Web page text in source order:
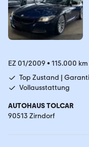
EZ 01/2009 • 115.000 km
Top Zustand |
Vollausstattung
AUTOHAUS TOLCAR
90513 Zirndorf